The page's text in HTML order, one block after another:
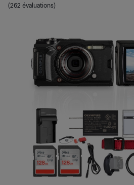
(262 évaluations)